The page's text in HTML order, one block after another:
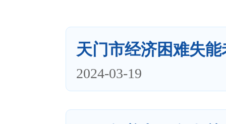
天门市经济困难失
2024-03-19